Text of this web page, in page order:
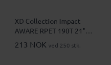
XD Collection Impact
AWARE RPET 190T 21"
Automatisk Sammenleggbar
Paraply
213 NOK ved 250 stk.